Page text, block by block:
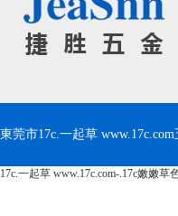
東莞市17c.一起草
17c.一起草 www.17c.com-.17c嫩嫩